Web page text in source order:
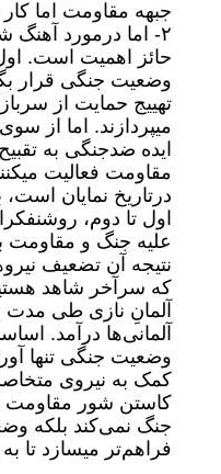
جبهه مقاومت اما کار
۲- اما درمورد آهنگ
حائز اهمیت است.
وضعیت جنگی قرار
تهییج حمایت از
میپردازند. اما از
ایده ضدجنگی به
مقاومت فعالیت
درتاریخ نمایان
اول تا دوم،
علیه جنگ و مقاومت
نتیجه آن تضعیف
که سرآخر شاهد
آلمانِ نازی طی مدت
آلمانی‌ها درآمد.
وضعیت جنگی تنها
کمک به نیروی
کاستن شور مقاومت
جنگ نمی‌کند بلکه
فراهم‌تر میسازد تا